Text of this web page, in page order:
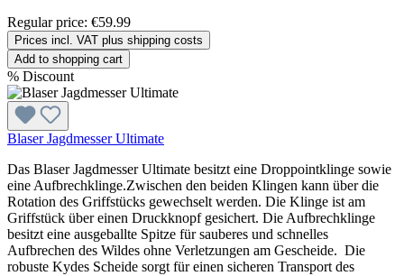
Regular price: €59.99
Prices incl. VAT plus shipping costs
Add to shopping cart
% Discount
Blaser Jagdmesser Ultimate
Das Blaser Jagdmesser Ultimate besitzt eine Droppointklinge sowie
eine Aufbrechklinge.Zwischen den beiden Klingen kann über die
Rotation des Griffstücks gewechselt werden. Die Klinge ist am
Griffstück über einen Druckknopf gesichert. Die Aufbrechklinge
besitzt eine ausgeballte Spitze für sauberes und schnelles
Aufbrechen des Wildes ohne Verletzungen am Gescheide. Die
robuste Kydes Scheide sorgt für einen sicheren Transport des